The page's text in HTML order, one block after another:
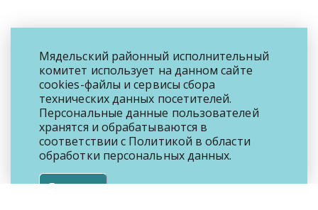
Мядельский районный исполнительный
комитет использует на данном сайте
cookies-файлы и сервисы сбора
технических данных посетителей.
Персональные данные пользователей
хранятся и обрабатываются в
соответствии с Политикой в области
обработки персональных данных.
Я согласен